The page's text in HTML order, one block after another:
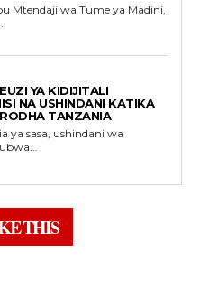
YA KIDIJITALI
NA USHINDANI KATIKA
TANZANIA
THIS